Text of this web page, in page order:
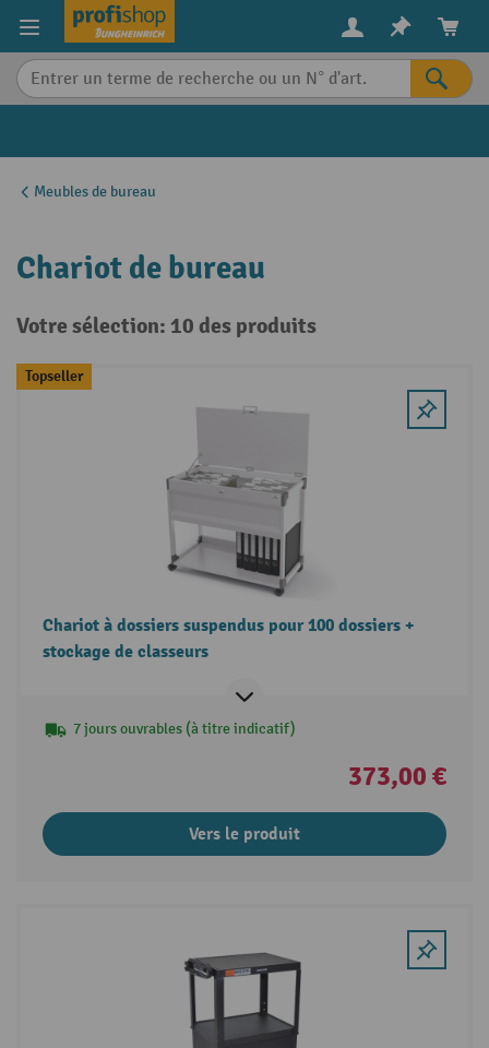
content
Meubles de bureau
Chariot de bureau
Votre sélection: 10 des produits
Topseller
Chariot à dossiers suspendus pour 100 dossiers +
stockage de classeurs
7 jours ouvrables (à titre indicatif)
373,00 €
Vers le produit